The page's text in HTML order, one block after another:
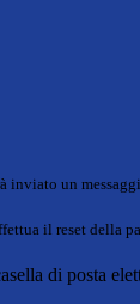
inviato un
il reset della
di posta